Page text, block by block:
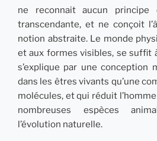
ne reconnait aucun principe
transcendante, et ne conçoit
notion abstraite. Le monde
et aux formes visibles, se suffit
s’explique par une conception
dans les êtres vivants qu’une
molécules, et qui réduit l’homme
nombreuses espèces
l’évolution naturelle.